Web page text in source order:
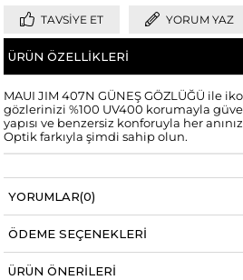
TAVSIYE ET YORUM YAZ
ÜRÜN ÖZELLIKLERI
MAUI JIM 407N GÜNEŞ GÖZLÜĞÜ ile
gözlerinizi %100 UV400 korumayla
yapısı ve benzersiz konforuyla her
Optik farkıyla şimdi sahip olun.
YORUMLAR(0)
ÖDEME SEÇENEKLERI
ÜRÜN ÖNERILERI